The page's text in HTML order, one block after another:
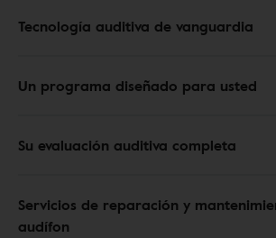
Tecnología auditiva de vanguardia
Un programa diseñado para usted
Su evaluación auditiva completa
Servicios de reparación y
audífon